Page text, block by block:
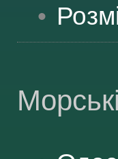
АКЦІЇ
Морські